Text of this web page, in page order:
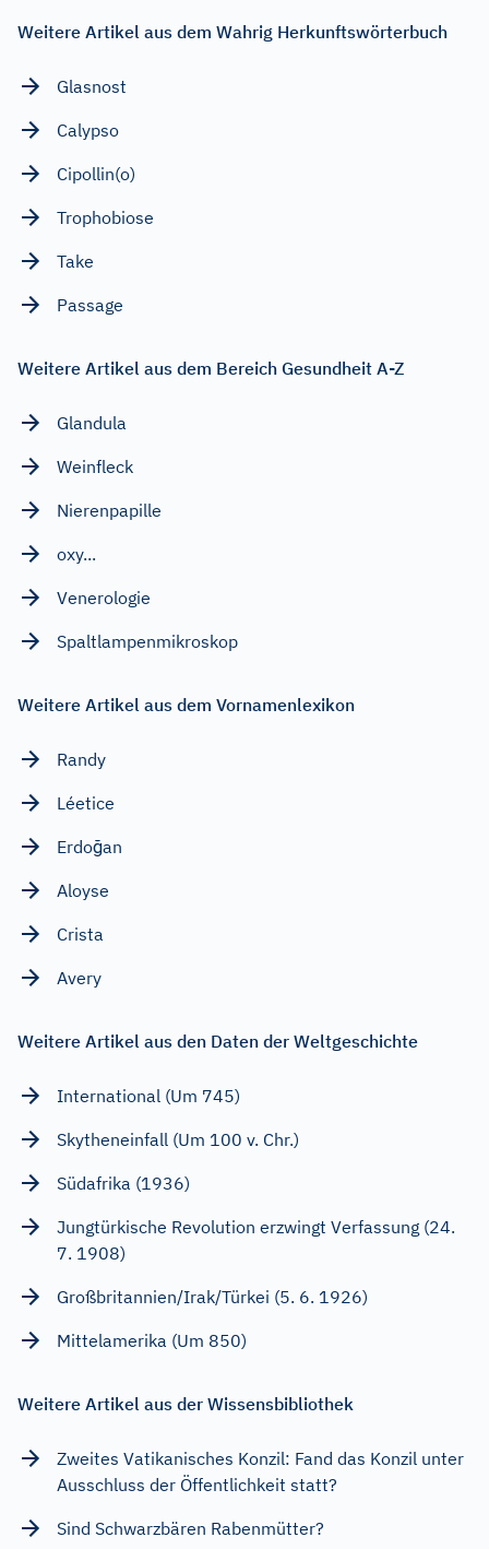
Weitere Artikel aus dem Wahrig Herkunftswörterbuch
Glasnost
Calypso
Cipollin(o)
Trophobiose
Take
Passage
Weitere Artikel aus dem Bereich Gesundheit A-Z
Glandula
Weinfleck
Nierenpapille
oxy...
Venerologie
Spaltlampenmikroskop
Weitere Artikel aus dem Vornamenlexikon
Randy
Léetice
Erdoğan
Aloyse
Crista
Avery
Weitere Artikel aus den Daten der Weltgeschichte
International (Um 745)
Skytheneinfall (Um 100 v. Chr.)
Südafrika (1936)
Jungtürkische Revolution erzwingt Verfassung (24.
7. 1908)
Großbritannien/Irak/Türkei (5. 6. 1926)
Mittelamerika (Um 850)
Weitere Artikel aus der Wissensbibliothek
Zweites Vatikanisches Konzil: Fand das Konzil unter
Ausschluss der Öffentlichkeit statt?
Sind Schwarzbären Rabenmütter?